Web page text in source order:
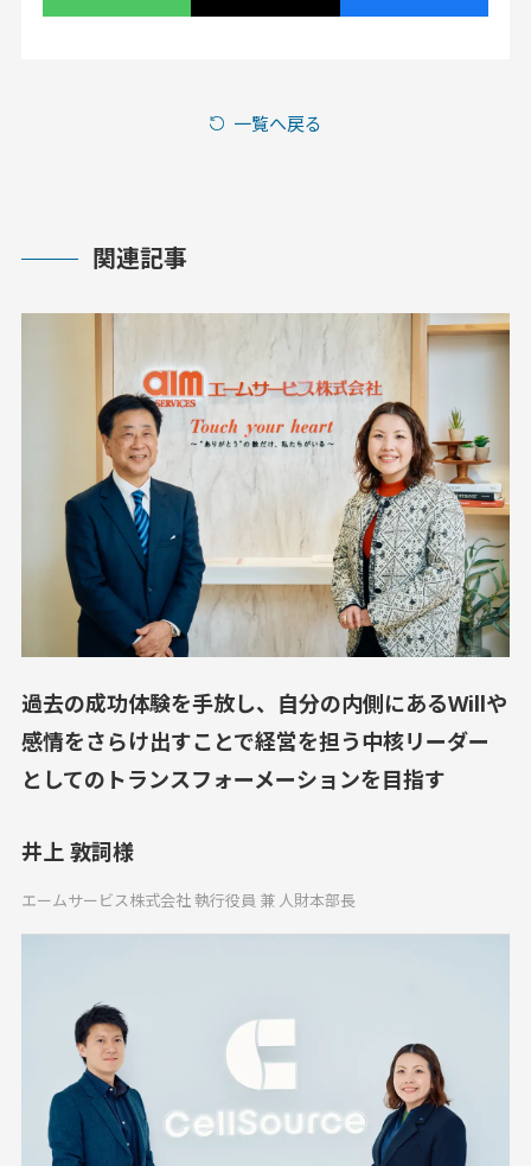
一覧へ戻る
関連記事
過去の成功体験を手放し、自分の内側にあるWillや
感情をさらけ出すことで経営を担う中核リーダー
としてのトランスフォーメーションを目指す
井上 敦詞様
エームサービス株式会社 執行役員 兼 人財本部長